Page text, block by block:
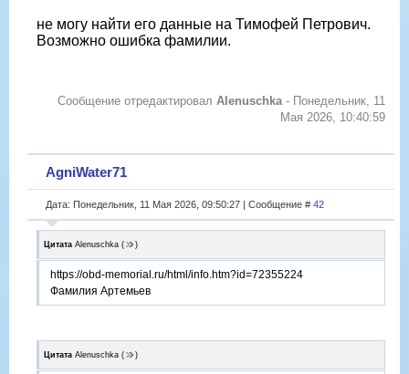
не могу найти его данные на Тимофей Петрович.
Возможно ошибка фамилии.
Сообщение отредактировал Alenuschka - Понедельник, 11
Мая 2026, 10:40:59
AgniWater71
Дата: Понедельник, 11 Мая 2026, 09:50:27 | Сообщение # 42
Цитата Alenuschka ( )
https://obd-memorial.ru/html/info.htm?id=72355224
Фамилия Артемьев
Цитата Alenuschka ( )